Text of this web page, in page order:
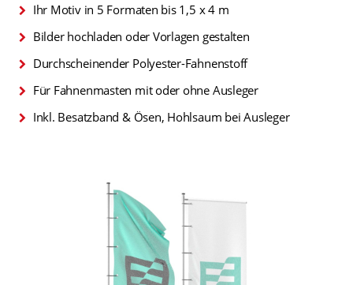
Ihr Motiv in 5 Formaten bis 1,5 x 4 m
Bilder hochladen oder Vorlagen gestalten
Durchscheinender Polyester-Fahnenstoff
Für Fahnenmasten mit oder ohne Ausleger
Inkl. Besatzband & Ösen, Hohlsaum bei Ausleger